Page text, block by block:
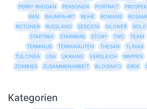
PERRY RHODAN
PERSONEN PORTRAIT
RAN
RAUMFAHRT REIHE ROMANE
ROTONER
RUSSLAND SESOSTA SILONER SOLO
STARTREK
STARWARS STORY TWC TEAM
TERMINUS
TERRANAUTEN THESAN TLINAX
TULCINEA
USA UKRAINE VERGLEICH WAPPEN
ZOMBIES
ZUSAMMENARBEIT BLOGINFO ERDE
Kategorien